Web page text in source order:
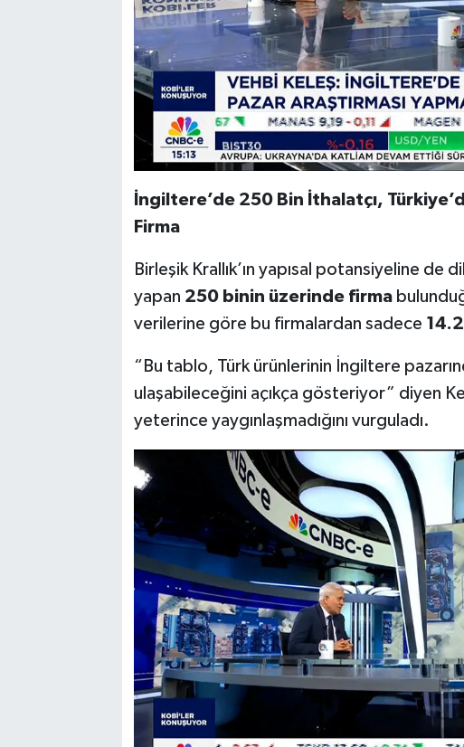
İngiltere’de 250 Bin İthalatçı,
Firma
Birleşik Krallık’ın yapısal potansiyeline
yapan 250 binin üzerinde firma
verilerine göre bu firmalardan sadece
“Bu tablo, Türk ürünlerinin İngiltere
ulaşabileceğini açıkça gösteriyor” diyen
yeterince yaygınlaşmadığını vurguladı.